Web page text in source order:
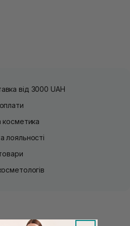
від 3000 UAH
косметика
лояльності